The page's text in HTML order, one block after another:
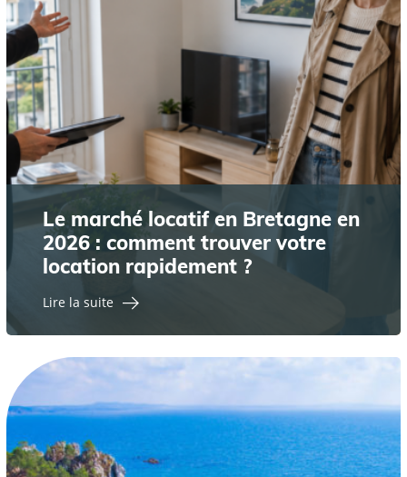
Le marché locatif en Bretagne en
2026 : comment trouver votre
location rapidement ?
Lire la suite